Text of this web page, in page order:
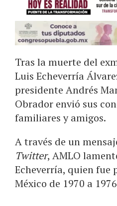
Tras la muerte del
Luis Echeverría
presidente Andrés
Obrador envió sus
familiares y amigos.
A través de un
Twitter, AMLO
Echeverría, quien fue
México de 1970 a